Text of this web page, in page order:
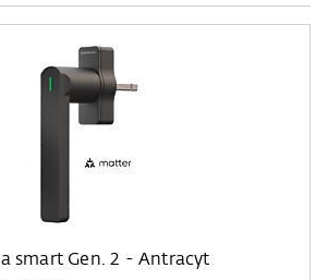
smart Gen. 2 - Antracyt